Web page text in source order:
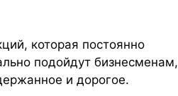
которая постоянно
подойдут бизнесменам,
и дорогое.